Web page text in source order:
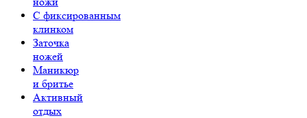
C фиксированным
клинком
Заточка
ножей
Маникюр
и бритье
Активный
отдых